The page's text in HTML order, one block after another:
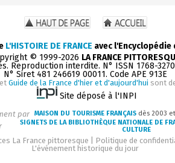
L'HISTOIRE DE FRANCE avec
© 1999-2026 LA FRANCE
Reproduction interdite. N° ISSN 1768-
N° Siret 481 246619 00011. Code APE 913E
et Guide de la France d'hier et d'aujourd'hui sont
Site déposé à l'INPI
par MAISON DU TOURISME FRANÇAIS dès 2003
SIGNETS DE LA BIBLIOTHÈQUE NATIONALE DE
CULTURE
La France pittoresque
Politique de
L'événement historique du jour